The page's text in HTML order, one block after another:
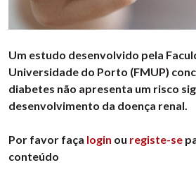
Um estudo desenvolvido pela
Universidade do Porto (FMUP)
diabetes não apresenta um risco
desenvolvimento da doença renal.
Por favor faça login ou registe-se
conteúdo